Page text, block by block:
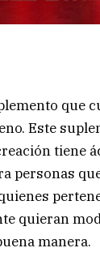
que
Este
tiene
personas
quieran
manera.